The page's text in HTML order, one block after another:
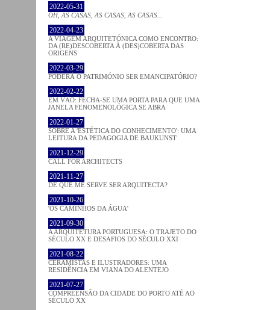
2022-05-31
OH, AS CASAS, AS CASAS, AS CASAS...
2022-04-23
A VIAGEM ARQUITETÓNICA COMO ENCONTRO:
DA (RE)DESCOBERTA À (DES)COBERTA DAS
ORIGENS
2022-03-29
PODERÁ O PATRIMÓNIO SER EMANCIPATÓRIO?
2022-02-22
EM VÃO: FECHA-SE UMA PORTA PARA QUE UMA
JANELA FENOMENOLÓGICA SE ABRA
2022-01-27
SOBRE A 'ESTÉTICA DO CONHECIMENTO': UMA
LEITURA DA PEDAGOGIA DE BAUKUNST
2021-12-29
CALL FOR ARCHITECTS
2021-11-27
DE QUE ME SERVE SER ARQUITECTA?
2021-10-26
'OS CAMINHOS DA ÁGUA'
2021-09-30
A ARQUITETURA PORTUGUESA: O TRAJETO DO
SÉCULO XX E DESAFIOS DO SÉCULO XXI
2021-08-22
CERAMISTAS E ILUSTRADORES: UMA
RESIDÊNCIA EM VIANA DO ALENTEJO
2021-07-27
COMPREENSÃO DA CIDADE DO PORTO ATÉ AO
SÉCULO XX